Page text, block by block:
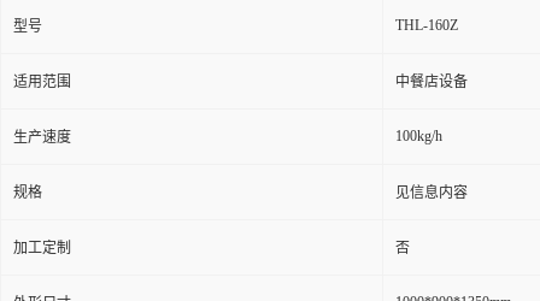
型号 THL-160Z
适用范围 中餐店设备
生产速度 100kg/h
规格 见信息内容
加工定制 否